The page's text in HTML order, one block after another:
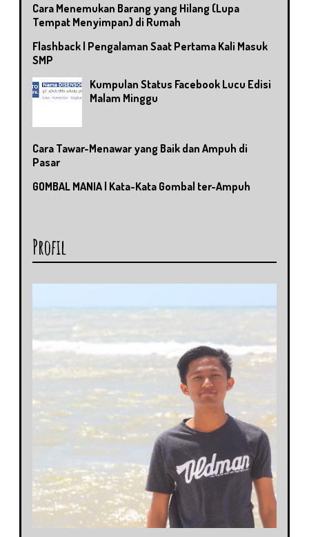
Cara Menemukan Barang yang Hilang (Lupa
Tempat Menyimpan) di Rumah
Flashback | Pengalaman Saat Pertama Kali Masuk
SMP
Kumpulan Status Facebook Lucu Edisi
Malam Minggu
Cara Tawar-Menawar yang Baik dan Ampuh di
Pasar
GOMBAL MANIA | Kata-Kata Gombal ter-Ampuh
Profil